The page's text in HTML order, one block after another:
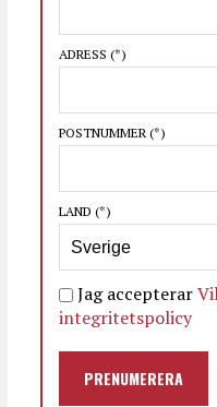
ADRESS (*)
POSTNUMMER (*)
LAND (*)
Jag accepterar
integritetspolicy
PRENUMERERA